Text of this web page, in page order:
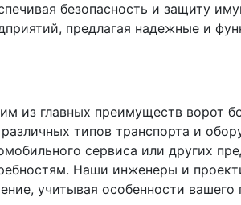
безопасность и защиту
предлагая надежные и
из главных преимуществ ворот
типов транспорта и
сервиса или других
Наши инженеры и
учитывая особенности